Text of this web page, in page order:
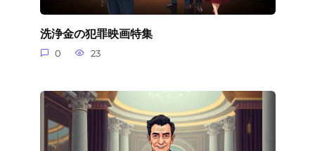
洗浄金の犯罪映画特集
0 23